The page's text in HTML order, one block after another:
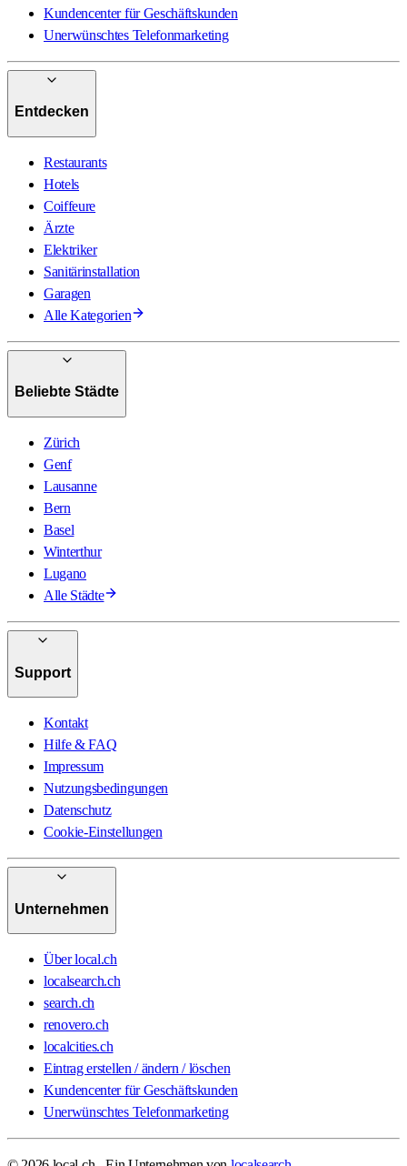
Kundencenter für Geschäftskunden
Unerwünschtes Telefonmarketing
Entdecken
Restaurants
Hotels
Coiffeure
Ärzte
Elektriker
Sanitärinstallation
Garagen
Alle Kategorien
Beliebte Städte
Zürich
Genf
Lausanne
Bern
Basel
Winterthur
Lugano
Alle Städte
Support
Kontakt
Hilfe & FAQ
Impressum
Nutzungsbedingungen
Datenschutz
Cookie-Einstellungen
Unternehmen
Über local.ch
localsearch.ch
search.ch
renovero.ch
localcities.ch
Eintrag erstellen / ändern / löschen
Kundencenter für Geschäftskunden
Unerwünschtes Telefonmarketing